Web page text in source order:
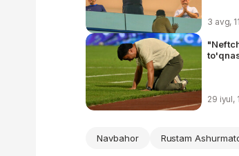
3 avg,
29 iyul,
Navbahor Rustam